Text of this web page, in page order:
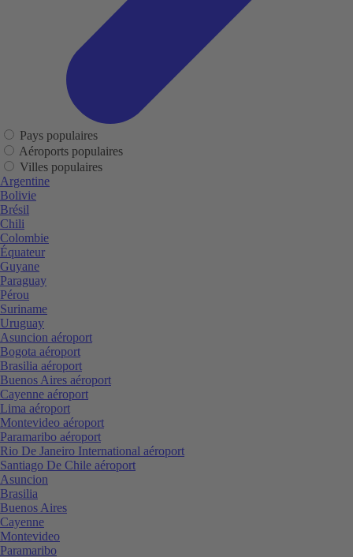
Pays populaires
Aéroports populaires
Villes populaires
Argentine
Bolivie
Brésil
Chili
Colombie
Équateur
Guyane
Paraguay
Pérou
Suriname
Uruguay
Asuncion aéroport
Bogota aéroport
Brasilia aéroport
Buenos Aires aéroport
Cayenne aéroport
Lima aéroport
Montevideo aéroport
Paramaribo aéroport
Rio De Janeiro International aéroport
Santiago De Chile aéroport
Asuncion
Brasilia
Buenos Aires
Cayenne
Montevideo
Paramaribo